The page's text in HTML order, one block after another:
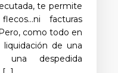
te permite
facturas
como todo en
de una
despedida